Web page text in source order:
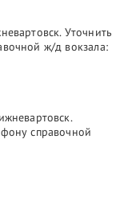
Уточнить
ж/д вокзала:
справочной